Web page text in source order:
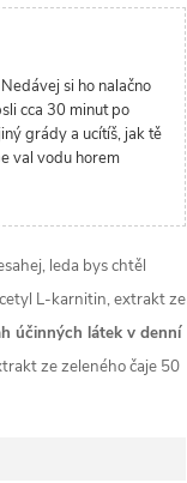
si ho nalačno
cca 30 minut po
grády a ucítíš, jak tě
val vodu horem
leda bys chtěl
L-karnitin, extrakt ze
účinných látek v denní
ze zeleného čaje 50